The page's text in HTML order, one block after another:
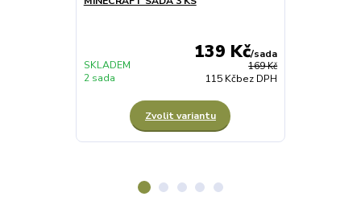
169 Kč
139 Kč/sada
115 Kčbez DPH
SKLADEM
2 sada
Zvolit variantu